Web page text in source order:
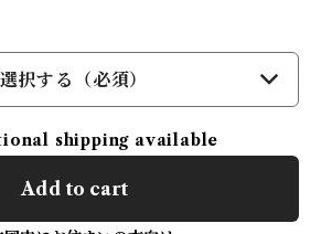
選択する（必須）
shipping available
Add to cart